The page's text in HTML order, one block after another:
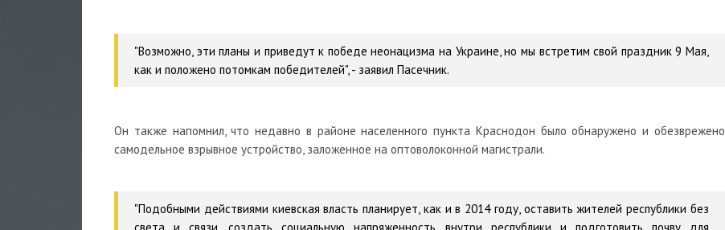
"Возможно, эти планы и приведут к победе неонацизма на Украине, но мы встретим свой праздник 9 Мая,
как и положено потомкам победителей", - заявил Пасечник.
Он также напомнил, что недавно в районе населенного пункта Краснодон было обнаружено и обезврежено
самодельное взрывное устройство, заложенное на оптоволоконной магистрали.
"Подобными действиями киевская власть планирует, как и в 2014 году, оставить жителей республики без